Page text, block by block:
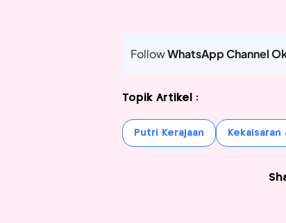
FollowWhatsApp Channel
Topik Artikel :
Putri Kerajaan Kekaisaran